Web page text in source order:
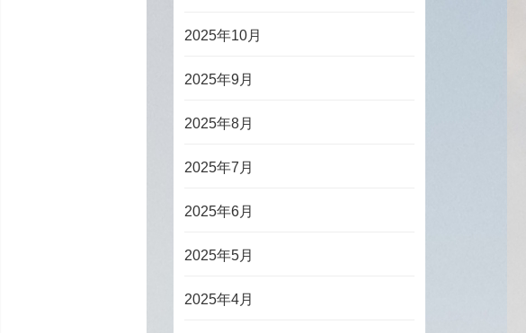
2025年10月
2025年9月
2025年8月
2025年7月
2025年6月
2025年5月
2025年4月